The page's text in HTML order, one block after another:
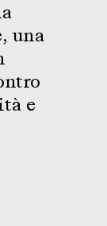
una
e